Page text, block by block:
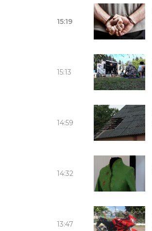
15:19
15:13
14:59
14:32
13:47